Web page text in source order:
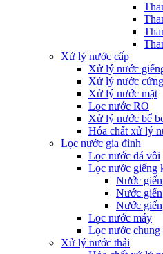
Xử lý nước cấp
Xử lý nước
Xử lý nước
Xử lý nước mặt
Lọc nước RO
Xử lý nước bể
Hóa chất xử lý
Lọc nước gia đình
Lọc nước đá vôi
Lọc nước giếng
Nước
Nước
Nước
Lọc nước máy
Lọc nước chung
Xử lý nước thải